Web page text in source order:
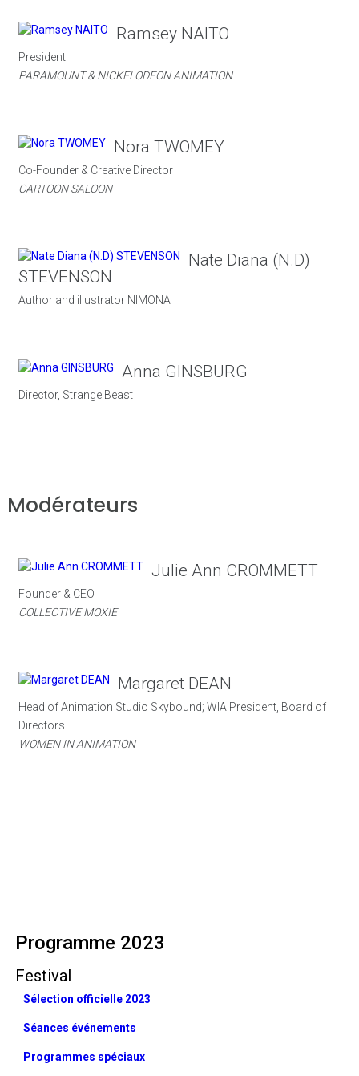
Ramsey NAITO
President
PARAMOUNT & NICKELODEON ANIMATION
Nora TWOMEY
Co-Founder & Creative Director
CARTOON SALOON
Nate Diana (N.D)
STEVENSON
Author and illustrator NIMONA
Anna GINSBURG
Director, Strange Beast
Modérateurs
Julie Ann CROMMETT
Founder & CEO
COLLECTIVE MOXIE
Margaret DEAN
Head of Animation Studio Skybound; WIA President, Board of
Directors
WOMEN IN ANIMATION
Programme 2023
Festival
Sélection officielle 2023
Séances événements
Programmes spéciaux